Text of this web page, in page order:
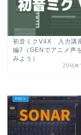
初音ミクV4X 入力講
編7（GENでアニメ声
みよう）
2016年